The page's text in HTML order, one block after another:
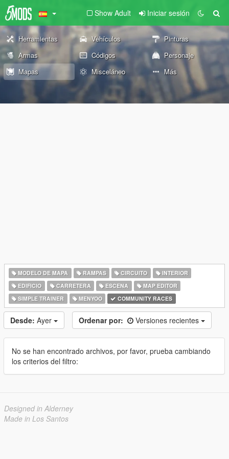
Show Adult Iniciar sesión
Herramientas Vehículos
Pinturas
Armas
Códigos
Personaje
Mapas
Misceláneo Más
MODELO DE MAPA RAMPAS CIRCUITO
INTERIOR
EDIFICIO
CARRETERA ESCENA
MAP EDITOR
SIMPLE TRAINER
MENYOO COMMUNITY RACES
Desde: Ayer Ordenar por: Versiones recientes
No se han encontrado archivos, por favor, prueba cambiando
los criterios del filtro:
Designed in Alderney
Made in Los Santos